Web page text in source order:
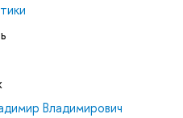
Владимирович